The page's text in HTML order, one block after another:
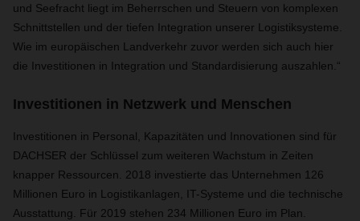
und Seefracht liegt im Beherrschen und Steuern von komplexen
Schnittstellen und der tiefen Integration unserer Logistiksysteme.
Wie im europäischen Landverkehr zuvor werden sich auch hier
die Investitionen in Integration und Standardisierung auszahlen.“
Investitionen in Netzwerk und Menschen
Investitionen in Personal, Kapazitäten und Innovationen sind für
DACHSER der Schlüssel zum weiteren Wachstum in Zeiten
knapper Ressourcen. 2018 investierte das Unternehmen 126
Millionen Euro in Logistikanlagen, IT-Systeme und die technische
Ausstattung. Für 2019 stehen 234 Millionen Euro im Plan.